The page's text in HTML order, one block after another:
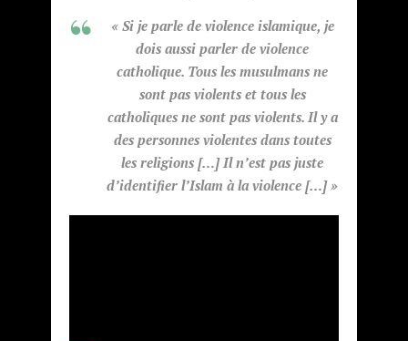
« Si je parle de violence islamique, je
dois aussi parler de violence
catholique. Tous les musulmans ne
sont pas violents et tous les
catholiques ne sont pas violents. Il y a
des personnes violentes dans toutes
les religions […] Il n’est pas juste
d’identifier l’Islam à la violence […] »